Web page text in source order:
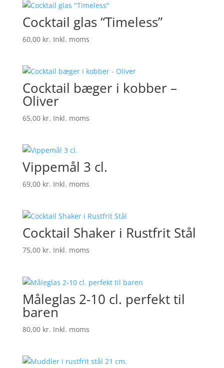
Cocktail glas “Timeless”
60,00 kr. Inkl. moms
Cocktail bæger i kobber –
Oliver
65,00 kr. Inkl. moms
Vippemål 3 cl.
69,00 kr. Inkl. moms
Cocktail Shaker i Rustfrit Stål
75,00 kr. Inkl. moms
Måleglas 2-10 cl. perfekt til
baren
80,00 kr. Inkl. moms